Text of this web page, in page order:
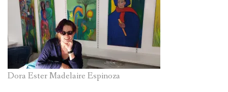
Dora Ester Madelaire Espinoza